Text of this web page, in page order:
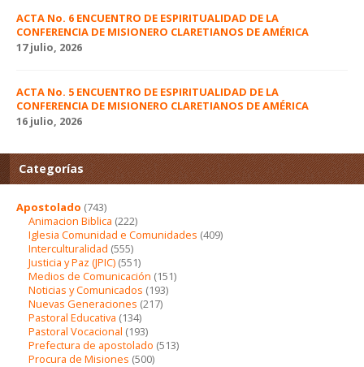
ACTA No. 6 ENCUENTRO DE ESPIRITUALIDAD DE LA
CONFERENCIA DE MISIONERO CLARETIANOS DE AMÉRICA
17 julio, 2026
ACTA No. 5 ENCUENTRO DE ESPIRITUALIDAD DE LA
CONFERENCIA DE MISIONERO CLARETIANOS DE AMÉRICA
16 julio, 2026
Categorías
Apostolado (743)
Animacion Biblica (222)
Iglesia Comunidad e Comunidades (409)
Interculturalidad (555)
Justicia y Paz (JPIC) (551)
Medios de Comunicación (151)
Noticias y Comunicados (193)
Nuevas Generaciones (217)
Pastoral Educativa (134)
Pastoral Vocacional (193)
Prefectura de apostolado (513)
Procura de Misiones (500)